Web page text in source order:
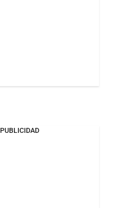
PUBLICIDAD